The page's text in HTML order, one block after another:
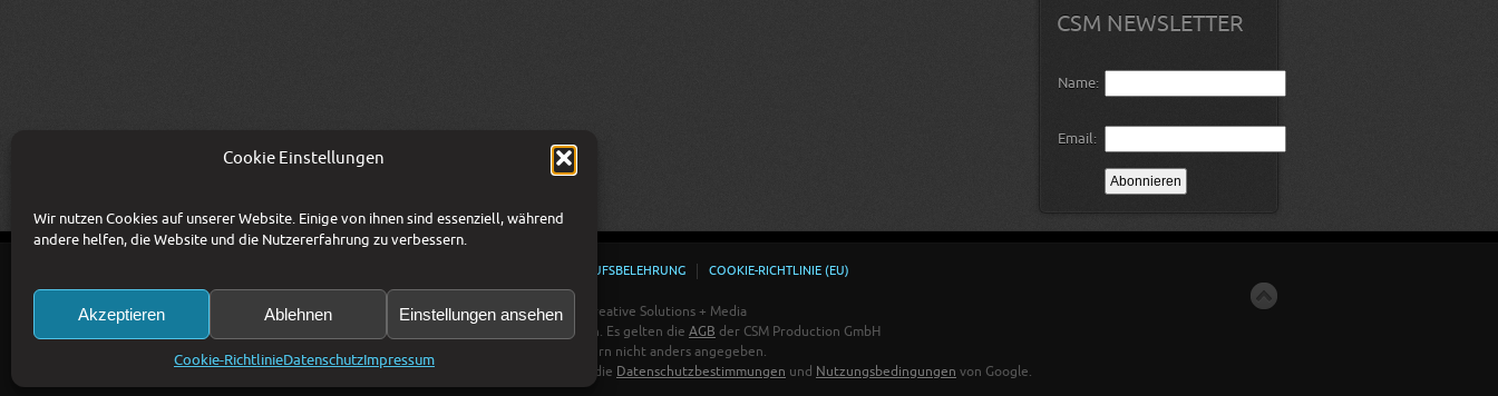
Cookie Einstellungen
Wir nutzen Cookies auf unserer Website. Einige von ihnen sind essenziell, während
andere helfen, die Website und die Nutzererfahrung zu verbessern.
Akzeptieren Ablehnen Einstellungen ansehen
Cookie-RichtlinieDatenschutzImpressum
CSM NEWSLETTER
Name:
Email:
WIDERRUFSBELEHRUNG COOKIE-RICHTLINIE (EU)
Copyright © 1993-2026 CSM Production GmbH Österreich - Creative Solutions + Media
Preise zzgl. 20% MwSt. Irrtümer und Änderungen vorbehalten. Es gelten die AGB der CSM Production GmbH
Bildrechte: CSM Production GmbH, Fotolia / Adobe Stock, sofern nicht anders angegeben.
Diese Website ist durch reCAPTCHA geschützt und es gelten die Datenschutzbestimmungen und Nutzungsbedingungen von Google.